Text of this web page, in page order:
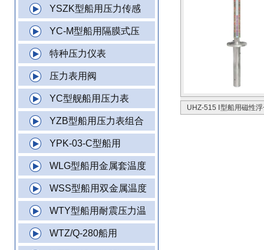
YSZK型船用压力传感
YC-M型船用隔膜式压
特种压力仪表
压力表用阀
YC型舰船用压力表
YZB型船用压力表组合
YPK-03-C型船用
WLG型船用金属套温度
WSS型船用双金属温度
WTY型船用耐震压力温
WTZ/Q-280船用
UHZ-515 Ⅰ型船用磁性